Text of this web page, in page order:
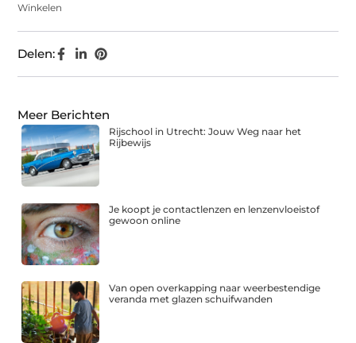
Winkelen
Delen:
Meer Berichten
Rijschool in Utrecht: Jouw Weg naar het
Rijbewijs
Je koopt je contactlenzen en lenzenvloeistof
gewoon online
Van open overkapping naar weerbestendige
veranda met glazen schuifwanden